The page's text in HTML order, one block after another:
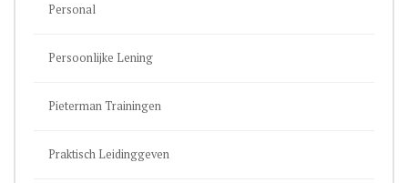
Personal
Persoonlijke Lening
Pieterman Trainingen
Praktisch Leidinggeven